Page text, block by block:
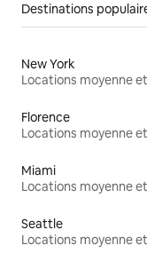
Destinations
New York
Florence
Miami
Seattle